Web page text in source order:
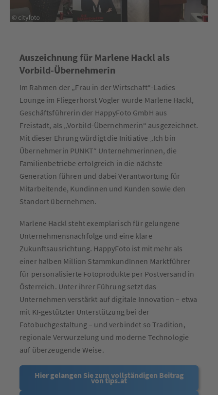
Auszeichnung für Marlene Hackl als
Vorbild-Übernehmerin
Im Rahmen der „Frau in der Wirtschaft“-Ladies
Lounge im Fliegerhorst Vogler wurde Marlene Hackl,
Geschäftsführerin der HappyFoto GmbH aus
Freistadt, als „Vorbild-Übernehmerin“ ausgezeichnet.
Mit dieser Ehrung würdigt die Initiative „Ich bin
Übernehmerin PUNKT“ Unternehmerinnen, die
Familienbetriebe erfolgreich in die nächste
Generation führen und dabei Verantwortung für
Mitarbeitende, Kundinnen und Kunden sowie den
Standort übernehmen.
Marlene Hackl steht exemplarisch für gelungene
Unternehmensnachfolge und eine klare
Zukunftsausrichtung. HappyFoto ist mit mehr als
einer halben Million StammkundInnen Marktführer
für personalisierte Fotoprodukte per Postversand in
Österreich. Unter ihrer Führung setzt das
Unternehmen verstärkt auf digitale Innovation – etwa
mit KI-gestützter Unterstützung bei der
Fotobuchgestaltung – und verbindet so Tradition,
regionale Verwurzelung und moderne Technologie
auf überzeugende Weise.
Hier gelangen Sie zum vollständigen Beitrag
von tips.at